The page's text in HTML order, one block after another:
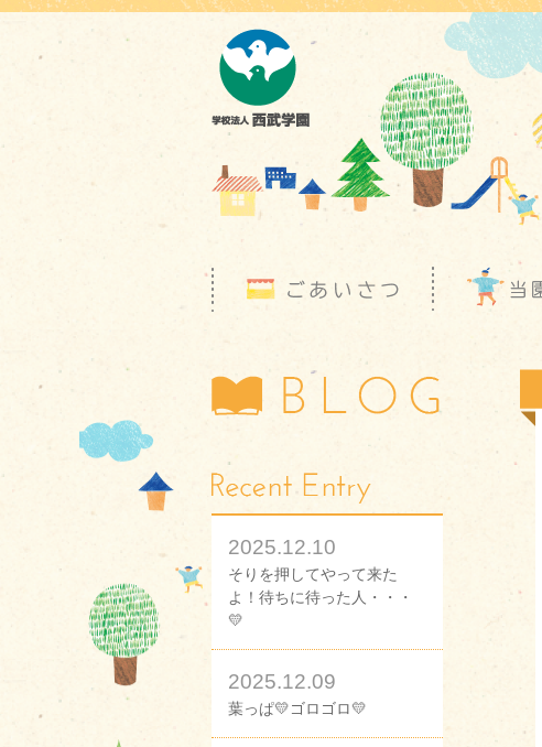
2025.12.10
そりを押してやって来た
よ！待ちに待った人・・・
💛
2025.12.09
葉っぱ💛ゴロゴロ💛